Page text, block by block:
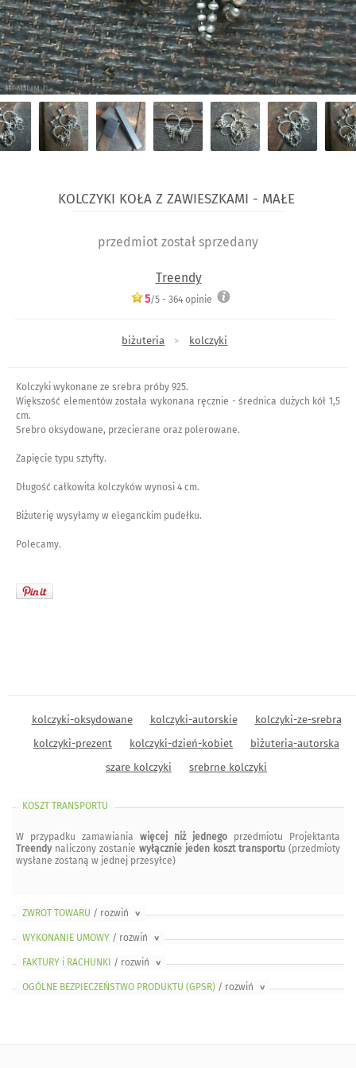
Kolczyki koła z zawieszkami - małe
przedmiot został sprzedany
Treendy
5/5 - 364 opinie
biżuteria > kolczyki
Kolczyki wykonane ze srebra próby 925.
Większość elementów została wykonana ręcznie - średnica dużych kół 1,5
cm.
Srebro oksydowane, przecierane oraz polerowane.
Zapięcie typu sztyfty.
Długość całkowita kolczyków wynosi 4 cm.
Biżuterię wysyłamy w eleganckim pudełku.
Polecamy.
kolczyki-oksydowane kolczyki-autorskie
kolczyki-ze-srebra
kolczyki-prezent
kolczyki-dzień-kobiet
biżuteria-autorska
szare kolczyki
srebrne kolczyki
KOSZT TRANSPORTU
W przypadku zamawiania więcej niż jednego przedmiotu Projektanta
Treendy naliczony zostanie wyłącznie jeden koszt transportu (przedmioty
wysłane zostaną w jednej przesyłce)
ZWROT TOWARU / rozwiń >
WYKONANIE UMOWY / rozwiń >
FAKTURY i RACHUNKI / rozwiń >
OGÓLNE BEZPIECZEŃSTWO PRODUKTU (GPSR) / rozwiń >